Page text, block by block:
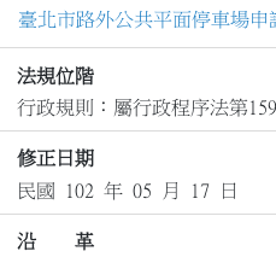
臺北市路外公共平面停車場申
法規位階
行政規則：屬行政程序法第
修正日期
民國 102 年 05 月 17 日
沿 革